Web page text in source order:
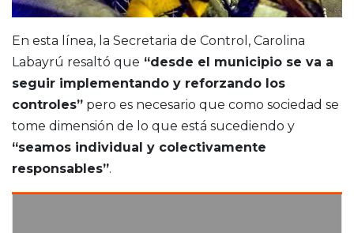
En esta línea, la Secretaria de Control, Carolina
Labayrú resaltó que “desde el municipio se va a
seguir implementando y reforzando los
controles” pero es necesario que como sociedad se
tome dimensión de lo que está sucediendo y
“seamos individual y colectivamente
responsables”.